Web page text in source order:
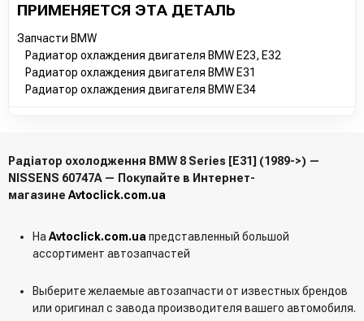
ПРИМЕНЯЕТСЯ ЭТА ДЕТАЛЬ
Запчасти BMW
Радиатор охлаждения двигателя BMW E23, E32
Радиатор охлаждения двигателя BMW E31
Радиатор охлаждения двигателя BMW E34
Радіатор охолодження BMW 8 Series [E31] (1989->) —
NISSENS 60747A — Покупайте в Интернет-
магазине Avtoclick.com.ua
НаAvtoclick.com.uaпредставленный большой
ассортимент автозапчастей
Выберите желаемые автозапчасти от известных брендов
или оригинал с завода производителя вашего автомобиля.